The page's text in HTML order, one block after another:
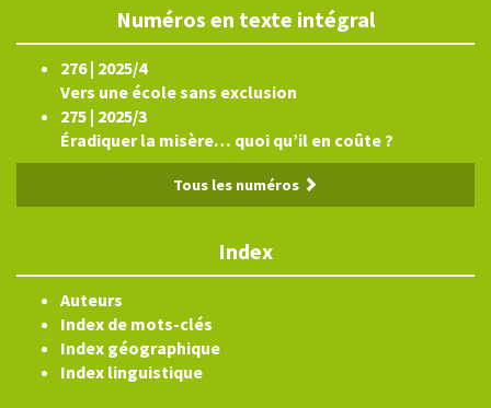
Numéros en texte intégral
276 | 2025/4
Vers une école sans exclusion
275 | 2025/3
Éradiquer la misère… quoi qu’il en coûte ?
Tous les numéros
Index
Auteurs
Index de mots-clés
Index géographique
Index linguistique